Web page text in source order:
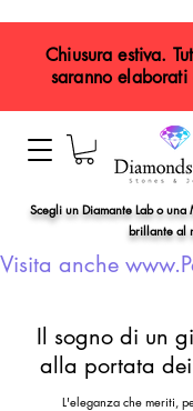
Scegli un Diamante Lab o
brillante al
Visita anche
Chiusura estiva.
saranno
Il sogno di un
alla portata
L'eleganza che meriti,